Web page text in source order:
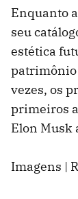
Enquanto
seu
estética
patrimônio
vezes, os
primeiros
Elon Musk
Imagens |